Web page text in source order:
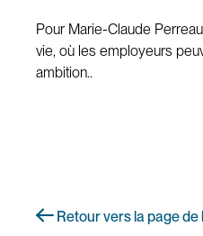
Pour Marie-Claude
vie, où les employeurs
ambition..
Retour vers la page de